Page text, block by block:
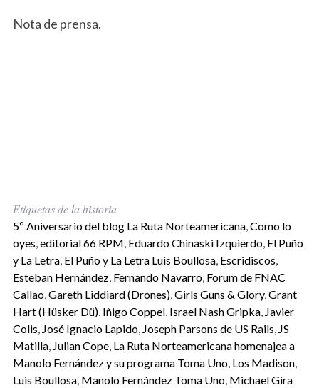
Nota de prensa.
Etiquetas de la historia
5º Aniversario del blog La Ruta Norteamericana,Como lo
oyes,editorial 66 RPM, Eduardo Chinaski Izquierdo, El Puño
y La Letra, El Puño y La Letra Luis Boullosa, Escridiscos,
Esteban Hernández, Fernando Navarro, Forum de FNAC
Callao,Gareth Liddiard (Drones),Girls Guns & Glory,Grant
Hart (Hüsker Dü), Iñigo Coppel, Israel Nash Gripka, Javier
Colis, José Ignacio Lapido, Joseph Parsons de US Rails, JS
Matilla, Julian Cope, La Ruta Norteamericana homenajea a
Manolo Fernández y su programa Toma Uno, Los Madison,
Luis Boullosa, Manolo Fernández Toma Uno, Michael Gira